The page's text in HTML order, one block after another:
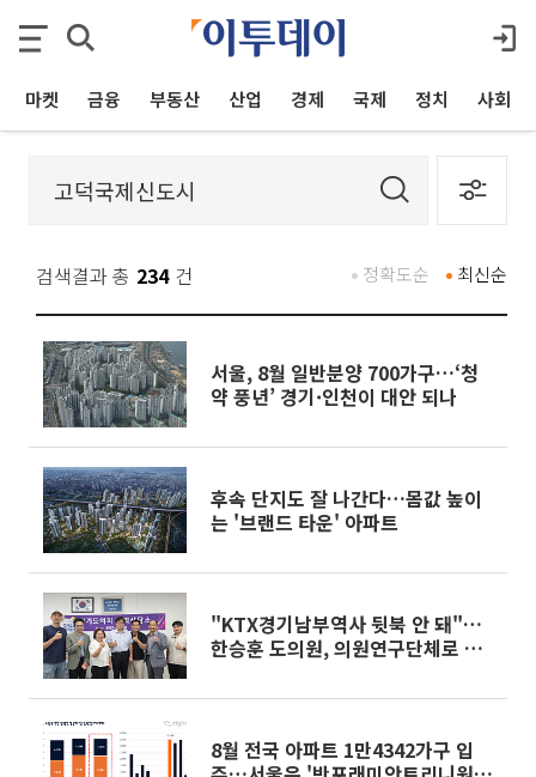
마켓 금융 부동산 산업 경제 국제 정치 사회
검색결과 총 234 건 최신순
정확도순
서울, 8월 일반분양 700가구…‘청
약 풍년’ 경기·인천이 대안 되나
후속 단지도 잘 나간다…몸값 높이
는 '브랜드 타운' 아파트
"KTX경기남부역사 뒷북 안 돼"…
한승훈 도의원, 의원연구단체로 정
8월 전국 아파트 1만4342가구 입